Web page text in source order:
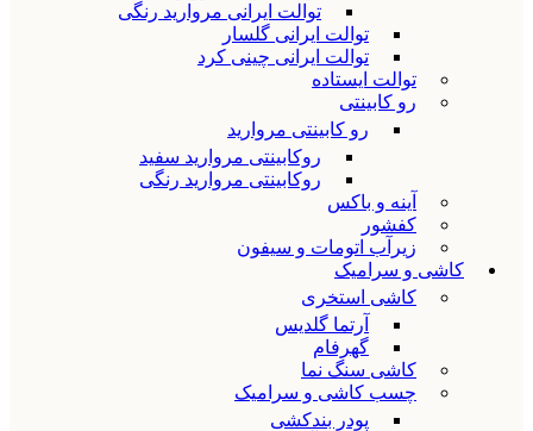
توالت ایرانی مروارید رنگی
توالت ایرانی گلسار
توالت ایرانی چینی کرد
توالت ایستاده
رو کابینتی
رو کابینتی مروارید
روکابینتی مروارید سفید
روکابینتی مروارید رنگی
آینه و باکس
کفشور
زیرآب اتومات و سیفون
کاشی و سرامیک
کاشی استخری
آرتما گلدیس
گهرفام
کاشی سنگ نما
چسب کاشی و سرامیک
پودر بندکشی